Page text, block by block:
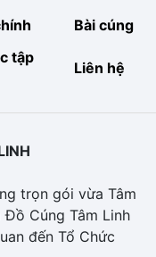
Bài cúng
tập
Liên hệ
trọn gói vừa Tâm
Cúng Tâm Linh
đến Tổ Chức